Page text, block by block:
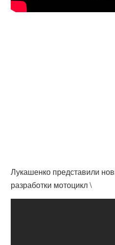
Лукашенко представили
разработки мотоцикл \